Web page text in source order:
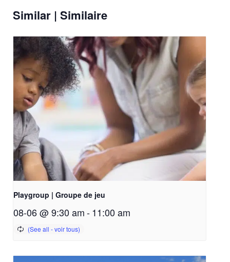
Similar | Similaire
Playgroup | Groupe de jeu
08-06 @ 9:30 am-11:00 am